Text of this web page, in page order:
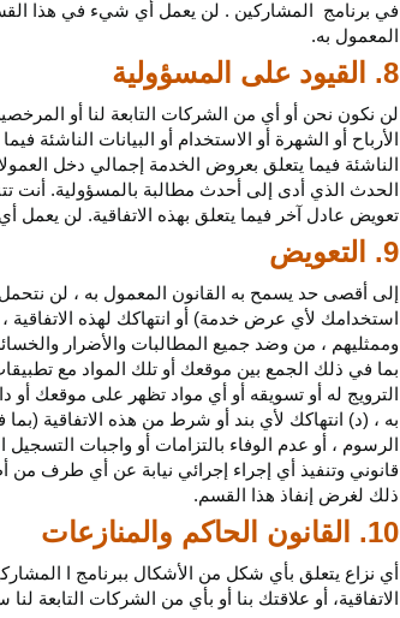
في برنامج المشاركين . لن يعمل أي شيء في هذا
المعمول به.
8. القيود على المسؤولية
لن نكون نحن أو أي من الشركات التابعة لنا أو
الأرباح أو الشهرة أو الاستخدام أو البيانات الناشئة
الناشئة فيما يتعلق بعروض الخدمة إجمالي دخل
الحدث الذي أدى إلى أحدث مطالبة بالمسؤولية.
تعويض عادل آخر فيما يتعلق بهذه الاتفاقية. لن
9. التعويض
إلى أقصى حد يسمح به القانون المعمول به ، لن
استخدامك لأي عرض خدمة) أو انتهاكك لهذه الاتفاقية
وممثليهم ، من وضد جميع المطالبات والأضرار
بما في ذلك الجمع بين موقعك أو تلك المواد مع
الترويج له أو تسويقه أو أي مواد تظهر على موقعك
به ، (د) انتهاكك لأي بند أو شرط من هذه الاتفاقية
الرسوم ، أو عدم الوفاء بالتزامات أو واجبات
قانوني وتنفيذ أي إجراء إجرائي نيابة عن أي طرف
ذلك لغرض إنفاذ هذا القسم.
10. القانون الحاكم والمنازعات
أي نزاع يتعلق بأي شكل من الأشكال ببرنامج ا
الاتفاقية، أو علاقتك بنا أو بأي من الشركات